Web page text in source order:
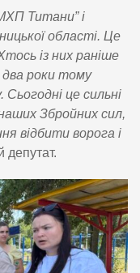
Титани” і
області. Це
із них раніше
роки тому
це сильні
Збройних сил,
відбити ворога і